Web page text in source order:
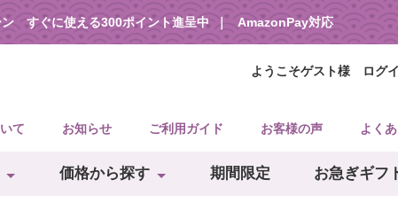
ン すぐに使える300ポイント進呈中 AmazonPay対応
ようこそゲスト様 ログ
て お知らせ ご利用ガイド お客様の声 よく
価格から探す 期間限定 お急ぎギフ